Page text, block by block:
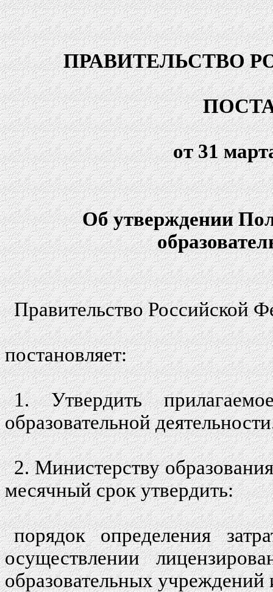
ПРАВИТЕЛЬСТВО
от 31
Об утверждении
Правительство Российской
постановляет:
1. Утвердить
образовательной
2. Министерству
месячный срок утвердить:
порядок определения
осуществлении
образовательных